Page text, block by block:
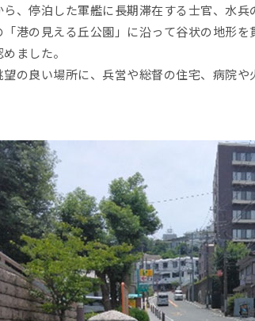
、停泊した軍艦に長期滞在する士官、水
港の見える丘公園」に沿って谷状の地形
ました。
の良い場所に、兵営や総督の住宅、病院